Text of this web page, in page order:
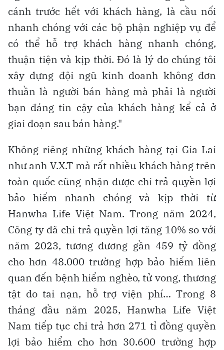
cánh trước hết với khách hàng, là cầu nối
nhanh chóng với các bộ phận nghiệp vụ để
có thể hỗ trợ khách hàng nhanh chóng,
thuận tiện và kịp thời. Đó là lý do chúng tôi
xây dựng đội ngũ kinh doanh không đơn
thuần là người bán hàng mà phải là người
bạn đáng tin cậy của khách hàng kể cả ở
giai đoạn sau bán hàng."
Không riêng những khách hàng tại Gia Lai
như anh V.X.T mà rất nhiều khách hàng trên
toàn quốc cũng nhận được chi trả quyền lợi
bảo hiểm nhanh chóng và kịp thời từ
Hanwha Life Việt Nam. Trong năm 2024,
Công ty đã chi trả quyền lợi tăng 10% so với
năm 2023, tương đương gần 459 tỷ đồng
cho hơn 48.000 trường hợp bảo hiểm liên
quan đến bệnh hiểm nghèo, tử vong, thương
tật do tai nạn, hỗ trợ viện phí… Trong 8
tháng đầu năm 2025, Hanwha Life Việt
Nam tiếp tục chi trả hơn 271 tỉ đồng quyền
lợi bảo hiểm cho hơn 30.600 trường hợp